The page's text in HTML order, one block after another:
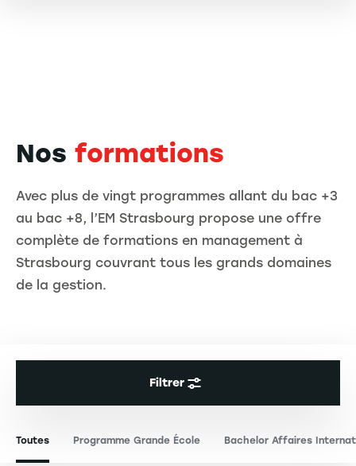
Nos formations
Avec plus de vingt programmes allant du bac +3
au bac +8, l’EM Strasbourg propose une offre
complète de formations en management à
Strasbourg couvrant tous les grands domaines
de la gestion.
Filtrer
Toutes Programme Grande École Bachelor Affaires